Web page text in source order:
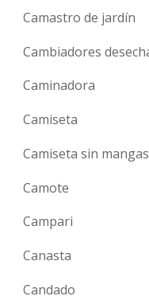
Camastro de jardín
Caminadora
Camiseta
Camiseta sin mangas
Camote
Campari
Canasta
Candado